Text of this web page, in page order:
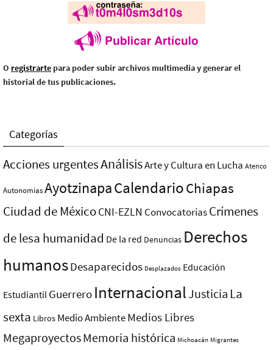
O registrarte para poder subir archivos multimedia y generar el
historial de tus publicaciones.
Categorías
Acciones urgentesAnálisisArte y Cultura en Lucha Atenco
AutonomíasAyotzinapaCalendarioChiapas
Ciudad de MéxicoCNI-EZLN ConvocatoriasCrímenes
de lesa humanidad De la red Denuncias Derechos
humanosDesaparecidos Desplazados Educación
Estudiantil Guerrero InternacionalJusticia La
sexta Libros Medio AmbienteMedios Libres
MegaproyectosMemoria histórica Michoacán Migrantes